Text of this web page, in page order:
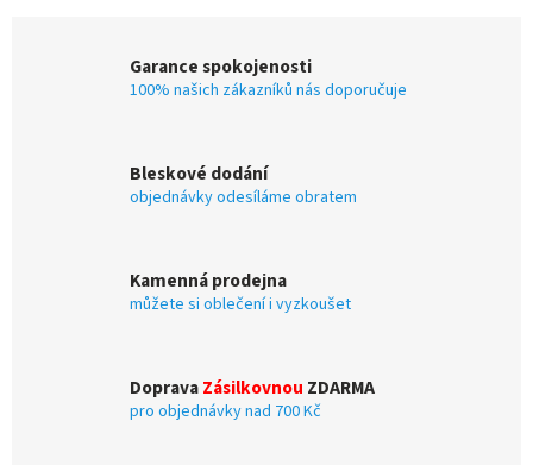
Garance spokojenosti
100% našich zákazníků nás doporučuje
Bleskové dodání
objednávky odesíláme obratem
Kamenná prodejna
můžete si oblečení i vyzkoušet
DopravaZásilkovnou ZDARMA
pro objednávky nad 700 Kč